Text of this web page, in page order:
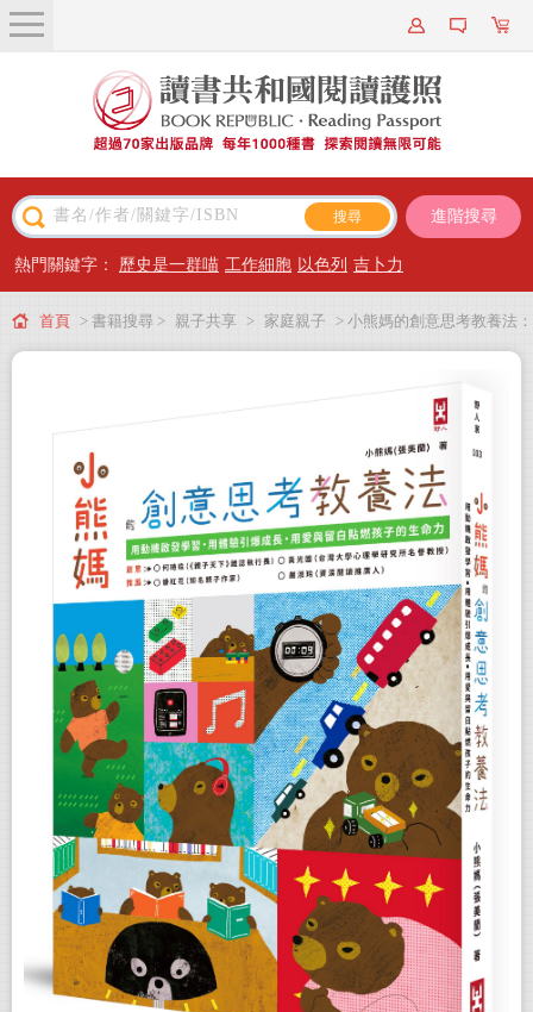
關於我們
近期新書
主題閱讀
出版專區
會員專屬
進階搜尋
熱門關鍵字： 歷史是一群喵 工作細胞 以色列 吉卜力
首頁 > 書籍搜尋 > 親子共享 > 家庭親子 > 小熊媽的創意思考教養法：